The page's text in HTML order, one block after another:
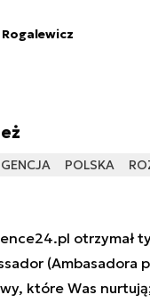
POLSKA
otrzymał
(Ambasadora
które Was